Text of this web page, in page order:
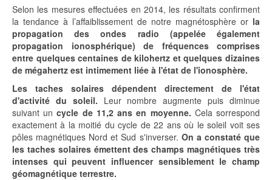
Selon les mesures effectuées en 2014, les résultats confirment
la tendance à l’affaiblissement de notre magnétosphère or la
propagation des ondes radio (appelée également
propagation ionosphérique) de fréquences comprises
entre quelques centaines de kilohertz et quelques dizaines
de mégahertz est intimement liée à l'état de l'ionosphère.
Les taches solaires dépendent directement de l'état
d'activité du soleil. Leur nombre augmente puis diminue
suivant uncycle de 11,2 ans en moyenne. Cela sorrespond
exactement à la moitié du cycle de 22 ans où le soleil voit ses
pôles magnétiques Nord et Sud s'inverser. On a constaté que
les taches solaires émettent des champs magnétiques très
intenses qui peuvent influencer sensiblement le champ
géomagnétique terrestre.